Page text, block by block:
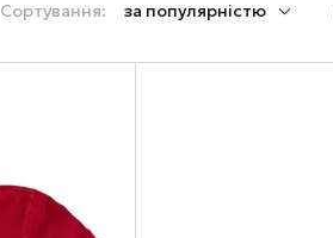
Сортування: за популярністю